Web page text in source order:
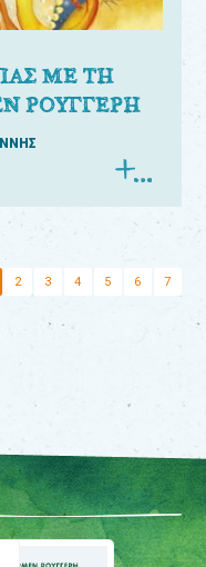
ΜΕ ΤΗ
ΡΟΥΓΓΕΡΗ
2 3 4 5 6 7